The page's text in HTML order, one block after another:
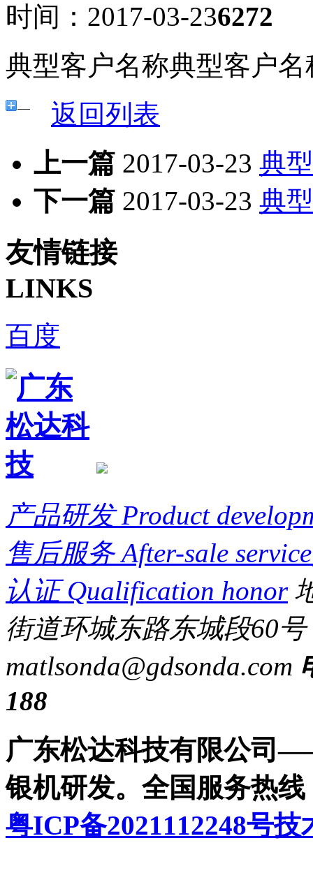
时间：2017-03-236272
典型客户名称典型客户名
返回列表
上一篇 2017-03-23 典
下一篇 2017-03-23 典
友情链接
LINKS
百度
产品研发Product
售后服务After-sale service
认证Qualification honor
街道环城东路东城段60号
matlsonda@gdsonda.com
188
广东松达科技有限公司
银机研发。全国服务热线
粤ICP备2021112248号技